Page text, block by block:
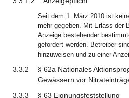
Seit dem 1. März 2010 ist
mehr gegeben. Mit Erlass der
Anzeige bestehender
gefordert werden. Betreiber
hinzuweisen und zu einer
3.3.2
§ 62a Nationales
Gewässern vor
3.3.3
§ 63 Eignungsfeststellung